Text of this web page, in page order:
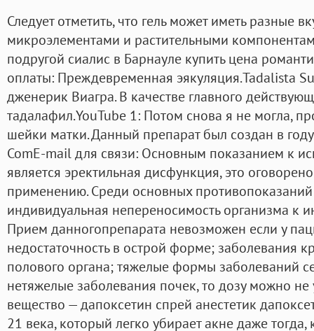
Следует отметить, что гель может иметь разные
микроэлементами и растительными
подругой сиалис в Барнауле купить цена
оплаты: Преждевременная эякуляция.Tadalista
дженерик Виагра. В качестве главного
тадалафил.YouTube 1: Потом снова я не могла,
шейки матки. Данный препарат был создан в
ComE-mail для связи: Основным показанием к
является эректильная дисфункция, это
применению. Среди основных
индивидуальная непереносимость организма к
Прием данногопрепарата невозможен если у
недостаточность в острой форме; заболевания
полового органа; тяжелые формы заболеваний
нетяжелые заболевания почек, то дозу можно
вещество — дапоксетин спрей анестетик
21 века, который легко убирает акне даже тогда,